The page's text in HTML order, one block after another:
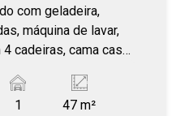
com geladeira,
máquina de lavar,
cadeiras, cama casal
1 47 m²